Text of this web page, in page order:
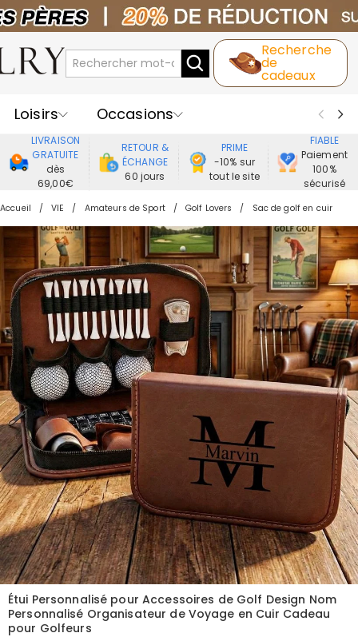
Recherche
de
cadeaux
Loisirs
Occasions
Destinataires
Meilleure Ventes
Nouveaux
Vêtement
LIVRAISON
GRATUITE
dès
69,00€
RETOUR &
ÉCHANGE
60 jours
PRIME
-10% sur
tout le site
FIABLE
Paiement
100%
sécurisé
Accueil VIE Amateurs de Sport Golf Lovers Sac de golf en cuir
Étui Personnalisé pour Accessoires de Golf Design Nom
Personnalisé Organisateur de Voyage en Cuir Cadeau
pour Golfeurs